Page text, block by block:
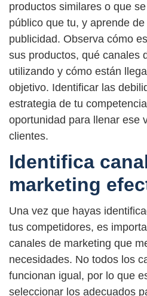
productos similares o que
público que tu, y aprende
publicidad. Observa cómo
sus productos, qué canales
utilizando y cómo están
objetivo. Identificar las
estrategia de tu
oportunidad para llenar ese
clientes.
Identifica
marketing
Una vez que hayas
tus competidores, es
canales de marketing que
necesidades. No todos los
funcionan igual, por lo que
seleccionar los adecuados